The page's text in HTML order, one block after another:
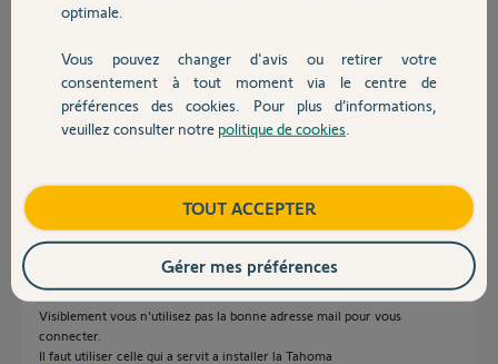
Devis avec un pro
Contact
il y a environ un mois
Participer au fil de discussion
Réponses
Bonjour Alexandre
Suite a la mise a jour de l'application Tahoma Classic, vous avez été
déconnecté.
Visiblement vous n'utilisez pas la bonne adresse mail pour vous
connecter.
Il faut utiliser celle qui a servit a installer la Tahoma
optimale.
Vous pouvez changer d'avis ou retirer votre
consentement à tout moment via le centre de
préférences des cookies. Pour plus d’informations,
veuillez consulter notre politique de cookies
TOUT ACCEPTER
Gérer mes préférences